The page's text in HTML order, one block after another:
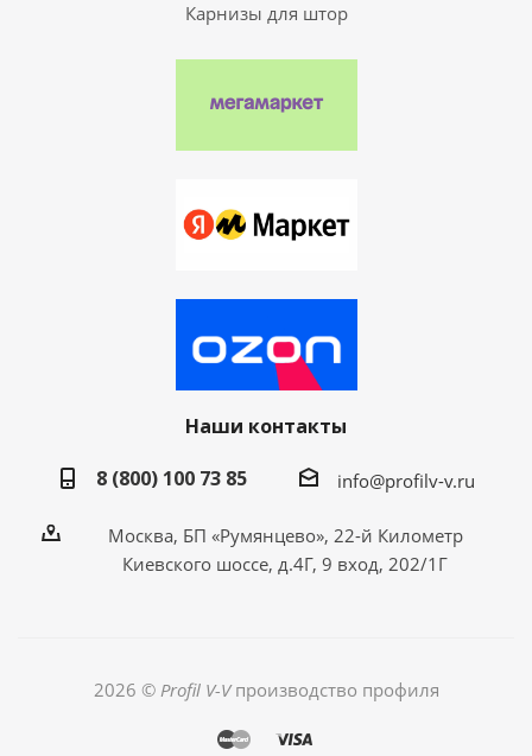
Карнизы для штор
Наши контакты
8 (800) 100 73 85
info@profilv-v.ru
Москва, БП «Румянцево», 22-й Километр
Киевского шоссе, д.4Г, 9 вход, 202/1Г
2026 © Profil V-Vпроизводство профиля